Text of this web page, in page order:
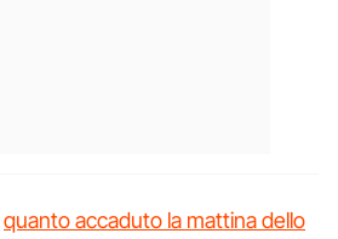
quanto accaduto la mattina dello